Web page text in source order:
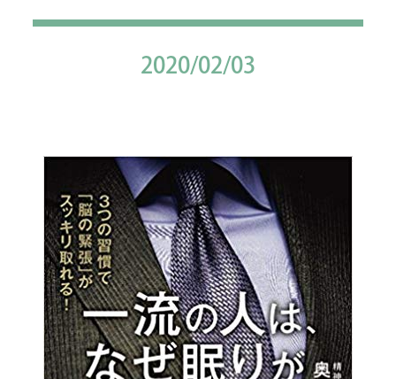
2020/02/03